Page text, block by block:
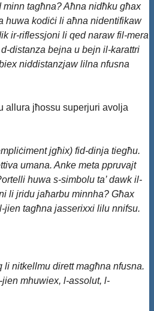
minn tagħna? Aħna nidħku għax
huwa kodiċi li aħna nidentifikaw
ir-riflessjoni li qed naraw fil-mera
distanza bejna u bejn il-karattri
niddistanzjaw lilna nfusna
allura jħossu superjuri avolja
jgħix) fid-dinja tiegħu.
umana. Anke meta ppruvajt
huwa s-simbolu ta’ dawk il-
li jridu jaħarbu minnha? Għax
jien tagħna jasserixxi lilu nnifsu.
nitkellmu dirett magħna nfusna.
mhuwiex, l-assolut, l-